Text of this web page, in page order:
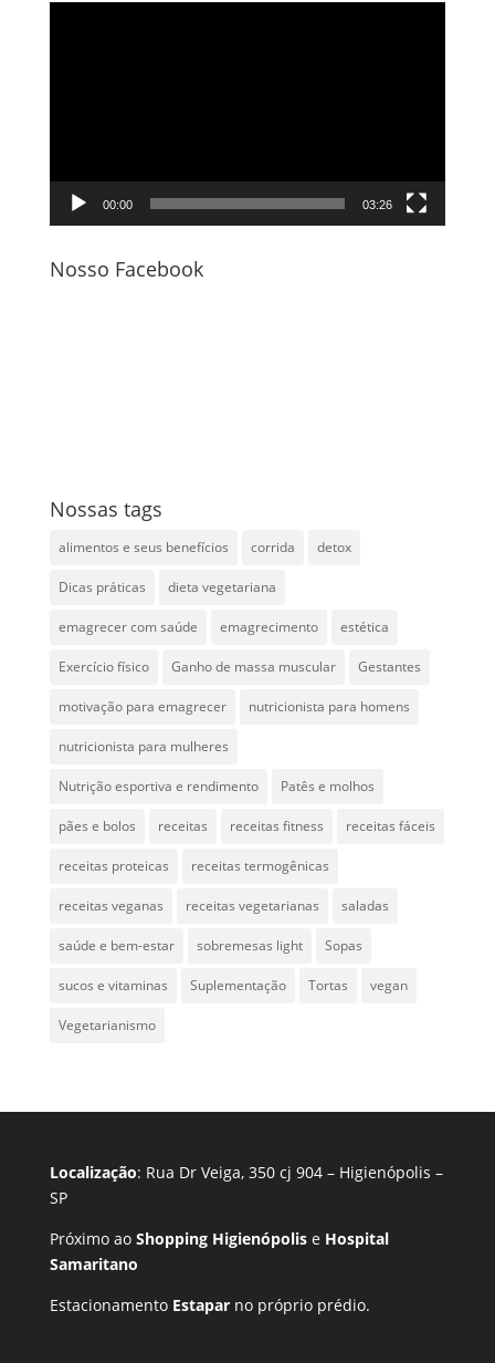
00:00 03:26
Nosso Facebook
Nossas tags
alimentos e seus benefícios corrida detox
Dicas práticas dieta vegetariana
emagrecer com saúde emagrecimento estética
Exercício físico Ganho de massa muscular Gestantes
motivação para emagrecer nutricionista para homens
nutricionista para mulheres
Nutrição esportiva e rendimento Patês e molhos
pães e bolos receitas receitas fitness receitas fáceis
receitas proteicas receitas termogênicas
receitas veganas receitas vegetarianas saladas
saúde e bem-estar sobremesas light Sopas
sucos e vitaminas Suplementação Tortas vegan
Vegetarianismo
Localização: Rua Dr Veiga, 350 cj 904 – Higienópolis –
SP
Próximo ao Shopping Higienópolise Hospital
Samaritano
Estacionamento Estaparno próprio prédio.